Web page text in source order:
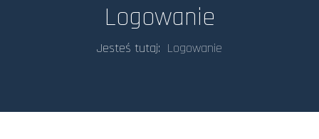
Logowanie
Jesteś tutaj: Logowanie